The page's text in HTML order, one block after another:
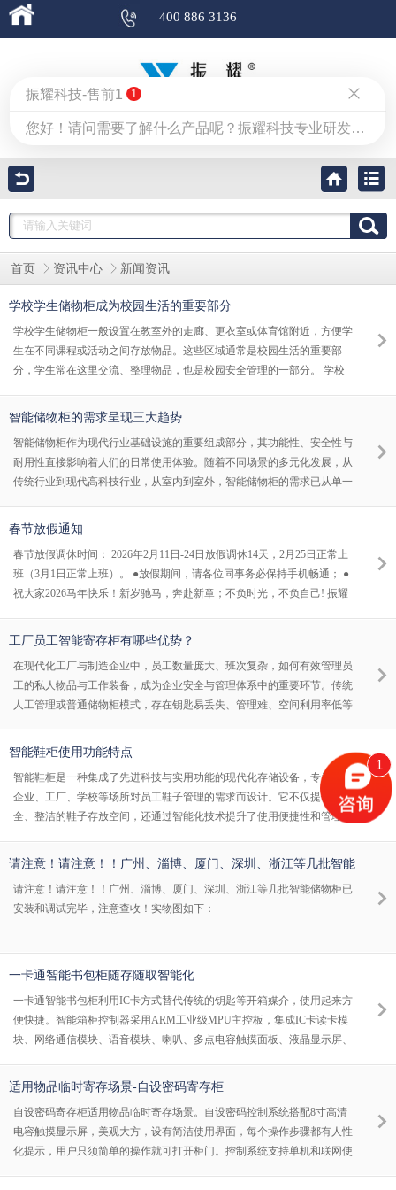
400 886 3136
国家级高新技术企业
首页 资讯中心 新闻资讯
学校学生储物柜成为校园生活的重要部分
学校学生储物柜一般设置在教室外的走廊、更衣室或体育馆附近，方便学
生在不同课程或活动之间存放物品。这些区域通常是校园生活的重要部
分，学生常在这里交流、整理物品，也是校园安全管理的一部分。 学校
自行保管好个人物品，容易出现丢失或混乱的情况。学校学生储物柜的应
锁，提高储物效率。 2.方便图书馆管理：图书馆工作人员可以
智能储物柜的需求呈现三大趋势
智能储物柜作为现代行业基础设施的重要组成部分，其功能性、安全性与
耐用性直接影响着人们的日常使用体验。随着不同场景的多元化发展，从
传统行业到现代高科技行业，从室内到室外，智能储物柜的需求已从单一
各行各业对智能储物柜的需求呈现三大趋势：一是智能化需求增长，人脸
二是场景适配性增强，校园和工厂等需圆角设计防止磕碰，景区和车站等
需大容量柜体满足物品存储需求，
春节放假通知
春节放假调休时间： 2026年2月11日-24日放假调休14天，2月25日正常上
班（3月1日正常上班）。 ●放假期间，请各位同事务必保持手机畅通； ●
祝大家2026马年快乐！新岁驰马，奔赴新章；不负时光，不负自己! 振耀
服务，如有业务咨询或需售后技术支持请随时联系！
工厂员工智能寄存柜有哪些优势？
在现代化工厂与制造企业中，员工数量庞大、班次复杂，如何有效管理员
工的私人物品与工作装备，成为企业安全与管理体系中的重要环节。传统
人工管理或普通储物柜模式，存在钥匙易丢失、管理难、空间利用率低等
业开始引入工厂员工智能寄存柜，以实现员工物品的安全存放、智能管理
与高效调度。这种智能化设备不仅保障了企业安全生产秩序，也提升了员
工的便利体验，是智慧工厂建设中不可或缺的一部分。 工厂员工智能寄
存柜的优势： 1.降低
智能鞋柜使用功能特点
智能鞋柜是一种集成了先进科技与实用功能的现代化存储设备，专为满足
企业、工厂、学校等场所对员工鞋子管理的需求而设计。它不仅提供了安
全、整洁的鞋子存放空间，还通过智能化技术提升了使用便捷性和管理效
厂排风系统连接。有效地将柜内的臭味和湿气排出，维护和保持柜子摆放
擦边掉角，保证开门的顺畅，柜格内置活动层板，分层放置物品，下层放
鞋上层放手机和无尘服。
请注意！请注意！！广州、淄博、厦门、深圳、浙江等几批智能
储物柜已安装和调试完毕，注意查收！
请注意！请注意！！广州、淄博、厦门、深圳、浙江等几批智能储物柜已
安装和调试完毕，注意查收！实物图如下：
一卡通智能书包柜随存随取智能化
一卡通智能书包柜利用IC卡方式替代传统的钥匙等开箱媒介，使用起来方
便快捷。智能箱柜控制器采用ARM工业级MPU主控板，集成IC卡读卡模
块、网络通信模块、语音模块、喇叭、多点电容触摸面板、液晶显示屏、
用户管理、账户管理、系统设置、应急开箱和记录查询分别对应不同的管
用户菜单中包含所有用户的柜门IC卡和开箱密码的管理，每个柜门可授权
1张IC卡和设置一
适用物品临时寄存场景-自设密码寄存柜
自设密码寄存柜适用物品临时寄存场景。自设密码控制系统搭配8寸高清
电容触摸显示屏，美观大方，设有简洁使用界面，每个操作步骤都有人性
化提示，用户只须简单的操作就可打开柜门。控制系统支持单机和联网使
1
振耀科技-售前1 1
您好！请问需要了解什么产品呢？振耀科技专业研发生产智能寄存柜、员工储物柜、工厂更衣柜、员工手机柜、信报箱、信包箱、文件柜。可定制，欢迎咨询及来厂参观考察。